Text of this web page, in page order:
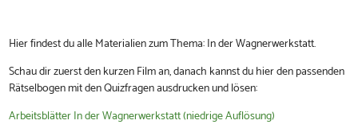
Hier findest du alle Materialien zum Thema: In der Wagnerwerkstatt.
Schau dir zuerst den kurzen Film an, danach kannst du hier den passenden
Rätselbogen mit den Quizfragen ausdrucken und lösen:
Arbeitsblätter In der Wagnerwerkstatt (niedrige Auflösung)